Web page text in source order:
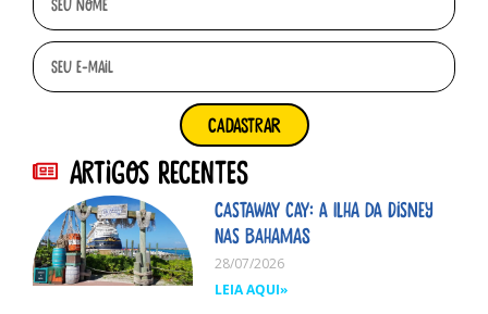
cadastrar
Artigos Recentes
Castaway Cay: A ilha da Disney
nas Bahamas
28/07/2026
LEIA AQUI»